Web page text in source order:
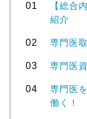
【総合
紹介
専門医
専門医
専門医
働く！